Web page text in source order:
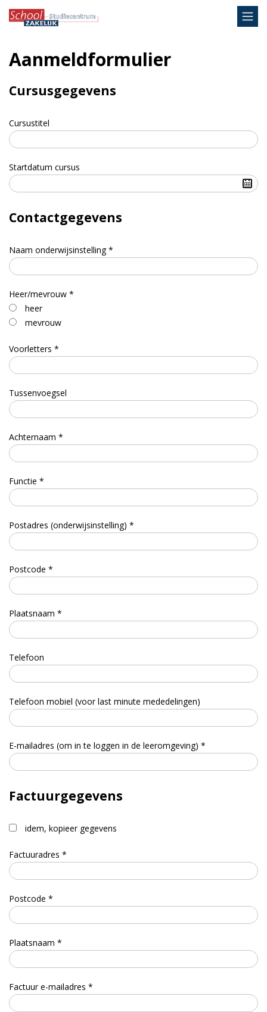
Aanmeldformulier
Cursusgegevens
Cursustitel
Startdatum cursus
Contactgegevens
Naam onderwijsinstelling *
Heer/mevrouw *
heer
mevrouw
Voorletters *
Tussenvoegsel
Achternaam *
Functie *
Postadres (onderwijsinstelling) *
Postcode *
Plaatsnaam *
Telefoon
Telefoon mobiel (voor last minute mededelingen)
E-mailadres (om in te loggen in de leeromgeving) *
Factuurgegevens
idem, kopieer gegevens
Factuuradres *
Postcode *
Plaatsnaam *
Factuur e-mailadres *